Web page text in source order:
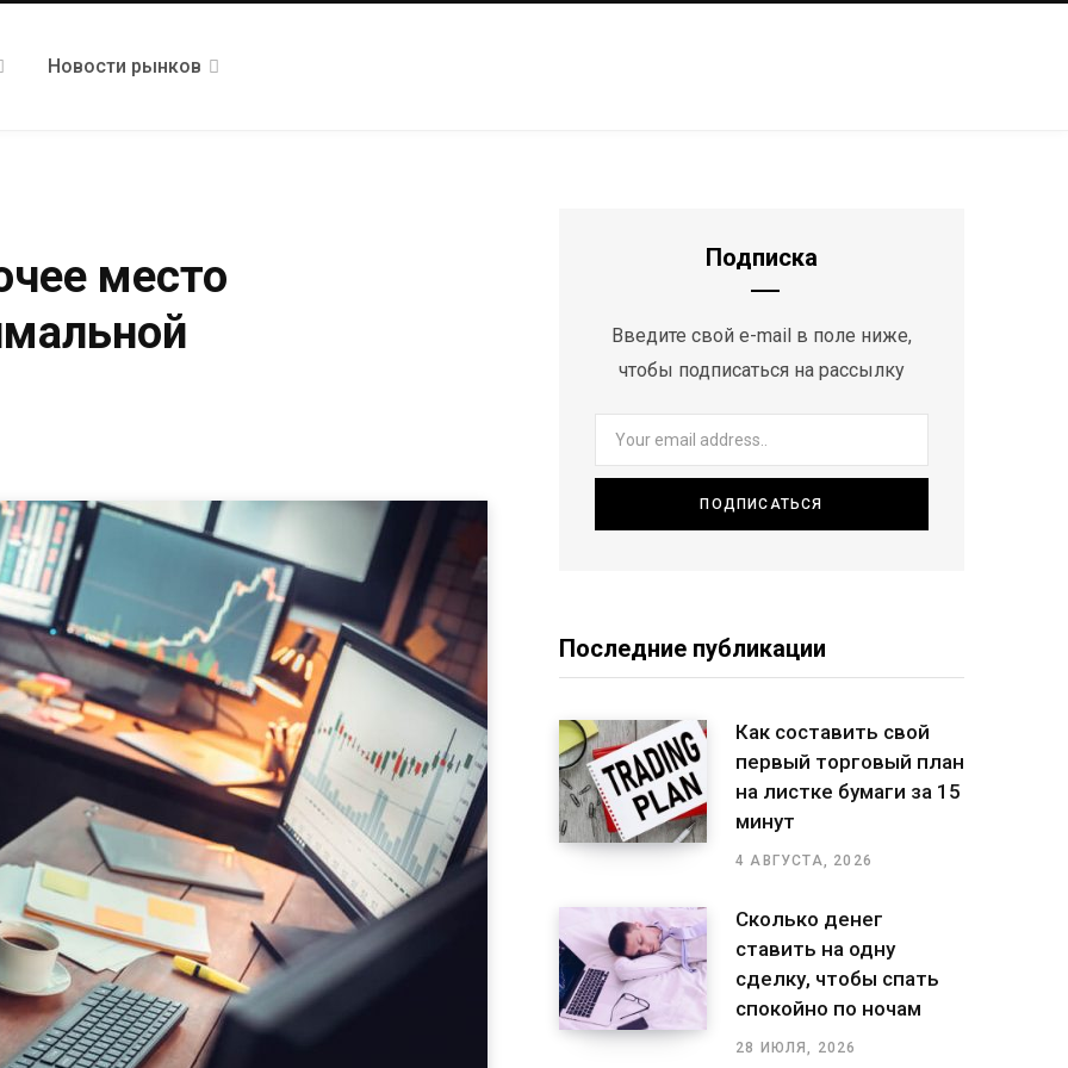
Новости рынков
место
Подписка
Введите свой e-mail в поле ниже,
чтобы подписаться на рассылку
Последние публикации
Как составить свой
первый торговый план
на листке бумаги за 15
минут
4 АВГУСТА, 2026
Сколько денег
ставить на одну
сделку, чтобы спать
спокойно по ночам
28 ИЮЛЯ, 2026